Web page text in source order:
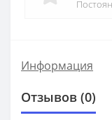
Информация
Отзывов (0)